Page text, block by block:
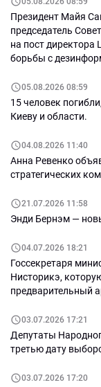
делать с Шором и
бригадой. НАТО или
нейтралитет. В
Молдовой, или без
Президент Майя
председатель
на пост директора
борьбы с
05.08.2026 08:59
15 человек
Киеву и области.
04.08.2026 11:40
Анна Ревенко
стратегических
21.07.2026 11:58
Энди Бернэм —
04.07.2026 18:21
Госсекретаря
Нисторикэ,
предварительный
03.07.2026 17:21
Депутаты
третью дату
03.07.2026 17:20